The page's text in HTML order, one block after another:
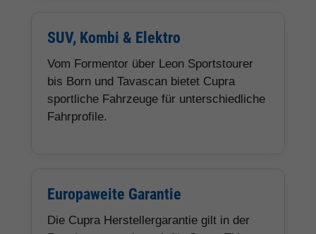
SUV, Kombi & Elektro
Vom Formentor über Leon Sportstourer
bis Born und Tavascan bietet Cupra
sportliche Fahrzeuge für unterschiedliche
Fahrprofile.
Europaweite Garantie
Die Cupra Herstellergarantie gilt in der